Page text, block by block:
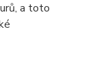
a toto